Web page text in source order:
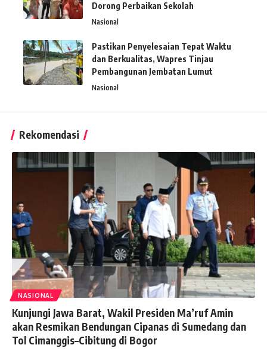
Dorong Perbaikan Sekolah
Nasional
Pastikan Penyelesaian Tepat Waktu
dan Berkualitas, Wapres Tinjau
Pembangunan Jembatan Lumut
Nasional
Rekomendasi
NASIONAL
Kunjungi Jawa Barat, Wakil Presiden Ma’ruf Amin
akan Resmikan Bendungan Cipanas di Sumedang dan
Tol Cimanggis–Cibitung di Bogor